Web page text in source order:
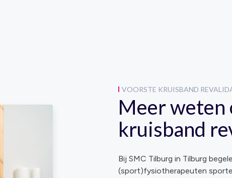
VOORSTE KRUISBAND
Meer weten
kruisband
Bij SMC Tilburg in Tilburg
(sport)fysiotherapeuten